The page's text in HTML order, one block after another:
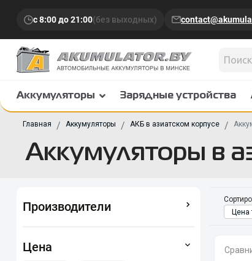
с 8:00 до 21:00(без выходных)
Аккумуляторы Зарядные устройства
Главная Аккумуляторы АКБ в азиатском корпусе
Аккумуляторы в
Производители
Цена
Цена